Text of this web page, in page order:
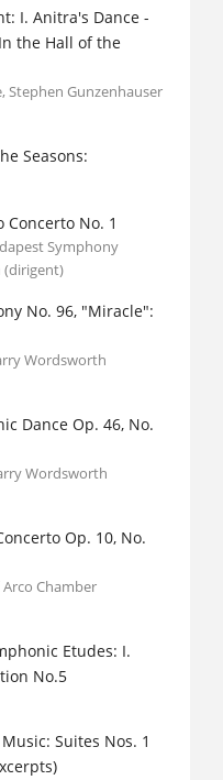
I. Anitra's Dance -
the Hall of the
Stephen Gunzenhauser
Seasons:
Concerto No. 1
Symphony
(dirigent)
No. 96, "Miracle":
Wordsworth
Dance Op. 46, No.
Wordsworth
Op. 10, No.
Chamber
Etudes: I.
No.5
Suites Nos. 1